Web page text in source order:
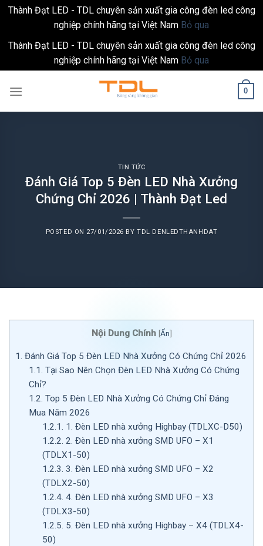
Thành Đạt LED - TDL chuyên sản xuất gia công đèn led công
nghiệp chính hãng tại Việt Nam Bỏ qua
Thành Đạt LED - TDL chuyên sản xuất gia công đèn led công
nghiệp chính hãng tại Việt Nam Bỏ qua
0
TIN TỨC
Đánh Giá Top 5 Đèn LED Nhà Xưởng
Chứng Chỉ 2026 | Thành Đạt Led
POSTED ON 27/01/2026 BYTDL DENLEDTHANHDAT
Nội Dung Chính [Ẩn]
1. Đánh Giá Top 5 Đèn LED Nhà Xưởng Có Chứng Chỉ 2026
1.1. Tại Sao Nên Chọn Đèn LED Nhà Xưởng Có Chứng
Chỉ?
1.2. Top 5 Đèn LED Nhà Xưởng Có Chứng Chỉ Đáng
Mua Năm 2026
1.2.1. 1. Đèn LED nhà xưởng Highbay (TDLXC-D50)
1.2.2. 2. Đèn LED nhà xưởng SMD UFO – X1
(TDLX1-50)
1.2.3. 3. Đèn LED nhà xưởng SMD UFO – X2
(TDLX2-50)
1.2.4. 4. Đèn LED nhà xưởng SMD UFO – X3
(TDLX3-50)
1.2.5. 5. Đèn LED nhà xưởng Highbay – X4 (TDLX4-
50)